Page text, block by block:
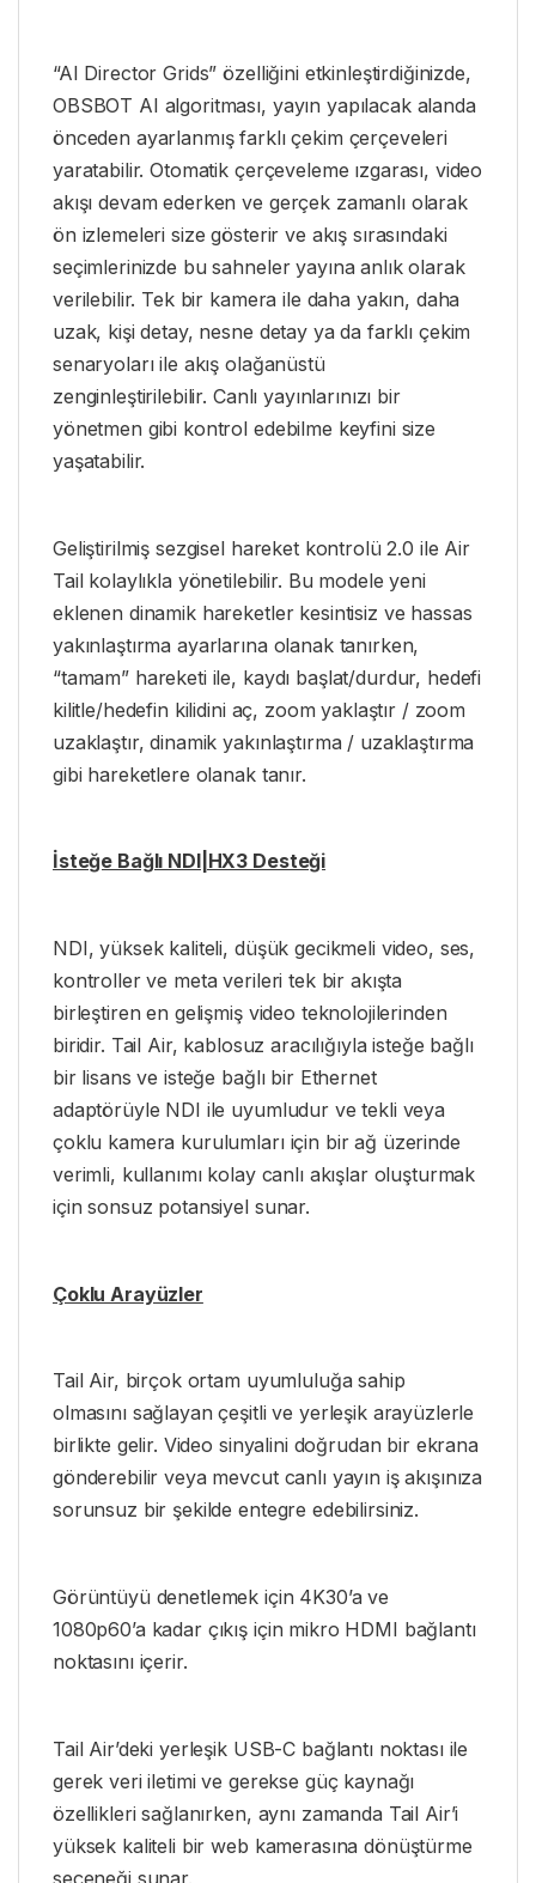
“AI Director Grids” özelliğini etkinleştirdiğinizde,
OBSBOT AI algoritması, yayın yapılacak alanda
önceden ayarlanmış farklı çekim çerçeveleri
yaratabilir. Otomatik çerçeveleme ızgarası, video
akışı devam ederken ve gerçek zamanlı olarak
ön izlemeleri size gösterir ve akış sırasındaki
seçimlerinizde bu sahneler yayına anlık olarak
verilebilir. Tek bir kamera ile daha yakın, daha
uzak, kişi detay, nesne detay ya da farklı çekim
senaryoları ile akış olağanüstü
zenginleştirilebilir. Canlı yayınlarınızı bir
yönetmen gibi kontrol edebilme keyfini size
yaşatabilir.
Geliştirilmiş sezgisel hareket kontrolü 2.0 ile Air
Tail kolaylıkla yönetilebilir. Bu modele yeni
eklenen dinamik hareketler kesintisiz ve hassas
yakınlaştırma ayarlarına olanak tanırken,
“tamam” hareketi ile, kaydı başlat/durdur, hedefi
kilitle/hedefin kilidini aç, zoom yaklaştır / zoom
uzaklaştır, dinamik yakınlaştırma / uzaklaştırma
gibi hareketlere olanak tanır.
İsteğe Bağlı NDI|HX3 Desteği
NDI, yüksek kaliteli, düşük gecikmeli video, ses,
kontroller ve meta verileri tek bir akışta
birleştiren en gelişmiş video teknolojilerinden
biridir. Tail Air, kablosuz aracılığıyla isteğe bağlı
bir lisans ve isteğe bağlı bir Ethernet
adaptörüyle NDI ile uyumludur ve tekli veya
çoklu kamera kurulumları için bir ağ üzerinde
verimli, kullanımı kolay canlı akışlar oluşturmak
için sonsuz potansiyel sunar.
Çoklu Arayüzler
Tail Air, birçok ortam uyumluluğa sahip
olmasını sağlayan çeşitli ve yerleşik arayüzlerle
birlikte gelir. Video sinyalini doğrudan bir ekrana
gönderebilir veya mevcut canlı yayın iş akışınıza
sorunsuz bir şekilde entegre edebilirsiniz.
Görüntüyü denetlemek için 4K30’a ve
1080p60’a kadar çıkış için mikro HDMI bağlantı
noktasını içerir.
Tail Air’deki yerleşik USB-C bağlantı noktası ile
gerek veri iletimi ve gerekse güç kaynağı
özellikleri sağlanırken, aynı zamanda Tail Air’i
yüksek kaliteli bir web kamerasına dönüştürme
seçeneği sunar.